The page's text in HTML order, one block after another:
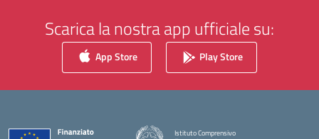
Scarica la nostra app ufficiale su:
App Store Play Store
Istituto Comprensivo